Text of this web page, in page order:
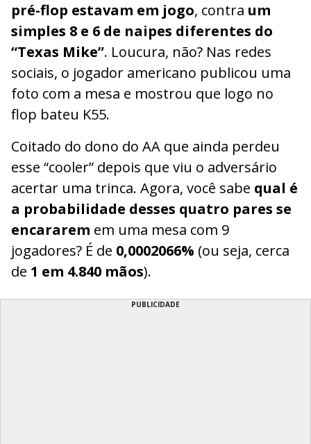
pré-flop estavam em jogo, contra um
simples 8 e 6 de naipes diferentes do
“Texas Mike”. Loucura, não? Nas redes
sociais, o jogador americano publicou uma
foto com a mesa e mostrou que logo no
flop bateu K55.
Coitado do dono do AA que ainda perdeu
esse “cooler” depois que viu o adversário
acertar uma trinca. Agora, você sabe qual é
a probabilidade desses quatro pares se
encararem em uma mesa com 9
jogadores? É de 0,0002066% (ou seja, cerca
de 1 em 4.840 mãos).
PUBLICIDADE